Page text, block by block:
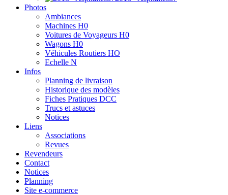
Photos
Ambiances
Machines H0
Voitures de Voyageurs H0
Wagons H0
Véhicules Routiers HO
Echelle N
Infos
Planning de livraison
Historique des modèles
Fiches Pratiques DCC
Trucs et astuces
Notices
Liens
Associations
Revues
Revendeurs
Contact
Notices
Planning
Site e-commerce